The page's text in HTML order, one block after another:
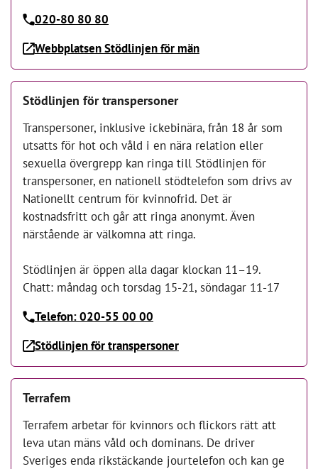
020-80 80 80
Webbplatsen Stödlinjen för män
Stödlinjen för transpersoner
Transpersoner, inklusive ickebinära, från 18 år som
utsatts för hot och våld i en nära relation eller
sexuella övergrepp kan ringa till Stödlinjen för
transpersoner, en nationell stödtelefon som drivs av
Nationellt centrum för kvinnofrid. Det är
kostnadsfritt och går att ringa anonymt. Även
närstående är välkomna att ringa.
Stödlinjen är öppen alla dagar klockan 11–19.
Chatt: måndag och torsdag 15-21, söndagar 11-17
Telefon: 020-55 00 00
Stödlinjen för transpersoner
Terrafem
Terrafem arbetar för kvinnors och flickors rätt att
leva utan mäns våld och dominans. De driver
Sveriges enda rikstäckande jourtelefon och kan ge